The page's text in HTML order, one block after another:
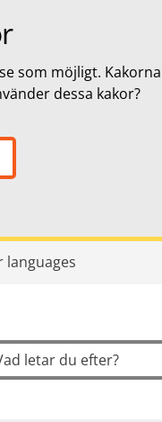
som möjligt.
dessa kakor?
languages